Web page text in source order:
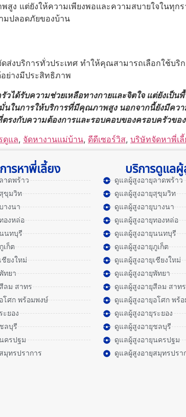
ง แต่ยังให้ความเพียงพอและความสบายใจในทุก
มปลอดภัยของบ้าน
งบริการทั่วประเทศ ทำให้คุณสามารถเลือกใช้บริ
ย่างมีประสิทธิภาพ
วได้รับความช่วยเหลือทางกายและจิตใจ แต่ยังเ
ในการให้บริการที่มีคุณภาพสูง นอกจากนี้ยังมีคว
ตรงกับความต้องการและรอบคอบของครอบครัวข
ดูแล, จัดหางานแม่บ้าน, ดีดีเซอร์วิส, บริษัทจัดหาพี่เลี้
ารหาพี่เลี้ยง
าดพร้าว
ขุมวิท
างนา
องหล่อ
นทบุรี
เก็ต
ชียงใหม่
ทยา
ลม สาทร
โศก พร้อมพงษ์
ะยอง
ลบุรี
ครปฐม
มุทรปราการ
บริการดูแลผู้
ดูแลผู้สูงอายุลาดพร้าว
ดูแลผู้สูงอายุสุขุมวิท
ดูแลผู้สูงอายุบางนา
ดูแลผู้สูงอายุทองหล่อ
ดูแลผู้สูงอายุนนทบุรี
ดูแลผู้สูงอายุภูเก็ต
ดูแลผู้สูงอายุเชียงใหม่
ดูแลผู้สูงอายุพัทยา
ดูแลผู้สูงอายุสีลม สาทร
ดูแลผู้สูงอายุอโศก พร้
ดูแลผู้สูงอายุระยอง
ดูแลผู้สูงอายุชลบุรี
ดูแลผู้สูงอายุนครปฐม
ดูแลผู้สูงอายุสมุทรปรา